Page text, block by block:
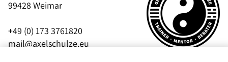
99428 Weimar
+49 (0) 173 3761820
mail@axelschulze.eu